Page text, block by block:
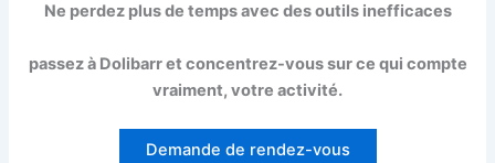
Ne perdez plus de temps avec des outils inefficaces
passez à Dolibarr et concentrez-vous sur ce qui compte
vraiment, votre activité.
Demande de rendez-vous